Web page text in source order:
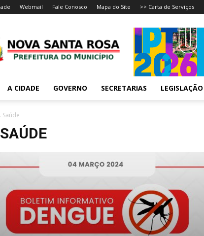
Webmail Fale Conosco Mapa do Site >> Carta de Serviços
A CIDADE GOVERNO SECRETARIAS LEGISLAÇÃO
Saúde